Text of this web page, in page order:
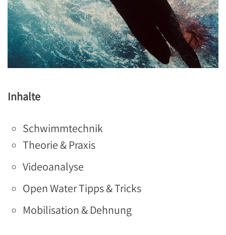
Inhalte
Schwimmtechnik
Theorie & Praxis
Videoanalyse
Open Water Tipps & Tricks
Mobilisation & Dehnung